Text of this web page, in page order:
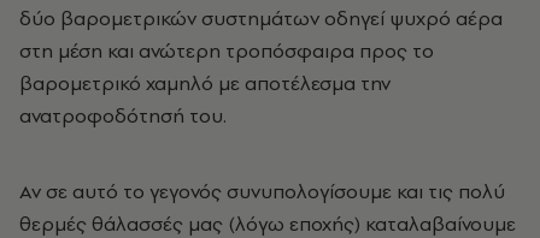
δύο βαρομετρικών συστημάτων οδηγεί ψυχρό αέρα
στη μέση και ανώτερη τροπόσφαιρα προς το
βαρομετρικό χαμηλό με αποτέλεσμα την
ανατροφοδότησή του.
Αν σε αυτό το γεγονός συνυπολογίσουμε και τις πολύ
θερμές θάλασσές μας (λόγω εποχής) καταλαβαίνουμε